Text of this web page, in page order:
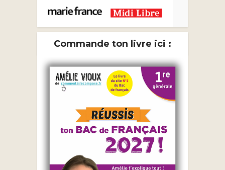
Commande ton livre ici :